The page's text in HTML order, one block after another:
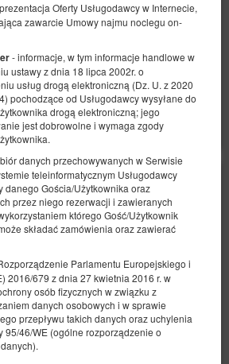
Oferty Usługodawcy w Internecie,
zawarcie Umowy najmu noclegu on-
- informacje, w tym informacje handlowe w
ustawy z dnia 18 lipca 2002r. o
usług drogą elektroniczną (Dz. U. z 2020
pochodzące od Usługodawcy wysyłane do
drogą elektroniczną; jego
jest dobrowolne i wymaga zgody
danych przechowywanych w Serwisie
teleinformatycznym Usługodawcy
danego Gościa/Użytkownika oraz
przez niego rezerwacji i zawieranych
którego Gość/Użytkownik
składać zamówienia oraz zawierać
Parlamentu Europejskiego i
2016/679 z dnia 27 kwietnia 2016 r. w
osób fizycznych w związku z
danych osobowych i w sprawie
przepływu takich danych oraz uchylenia
95/46/WE (ogólne rozporządzenie o
480,50 zł
Szczegóły Dostępność
Pokaż oferty